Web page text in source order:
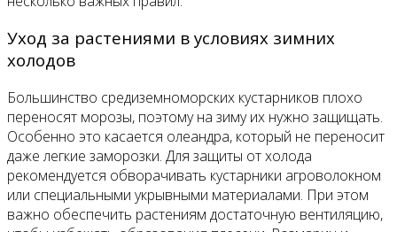
Уход за растениями в условиях зимних
холодов
Большинство средиземноморских кустарников плохо
переносят морозы, поэтому на зиму их нужно защищать.
Особенно это касается олеандра, который не переносит
даже легкие заморозки. Для защиты от холода
рекомендуется обворачивать кустарники агроволокном
или специальными укрывными материалами. При этом
важно обеспечить растениям достаточную вентиляцию,